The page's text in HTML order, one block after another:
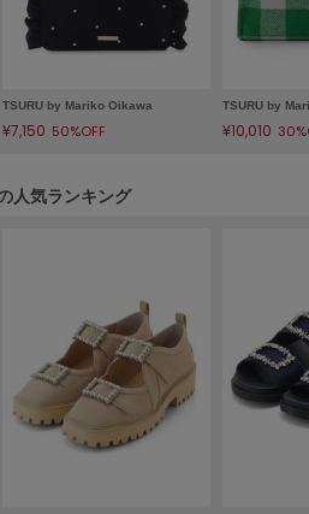
TSURU by Mariko Oikawa
¥7,150 50%OFF
TSURU by
¥10,010
人気ランキング